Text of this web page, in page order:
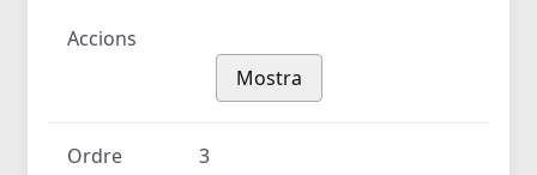
Accions
Mostra
Ordre 3